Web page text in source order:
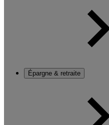
Épargne & retraite